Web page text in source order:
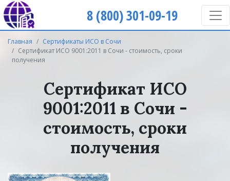
8 (800) 301-09-19
Главная
Сертификаты ИСО в Сочи
Сертификат ИСО 9001:2011 в Сочи - стоимость, сроки
получения
Сертификат ИСО
9001:2011 в Сочи -
стоимость, сроки
получения